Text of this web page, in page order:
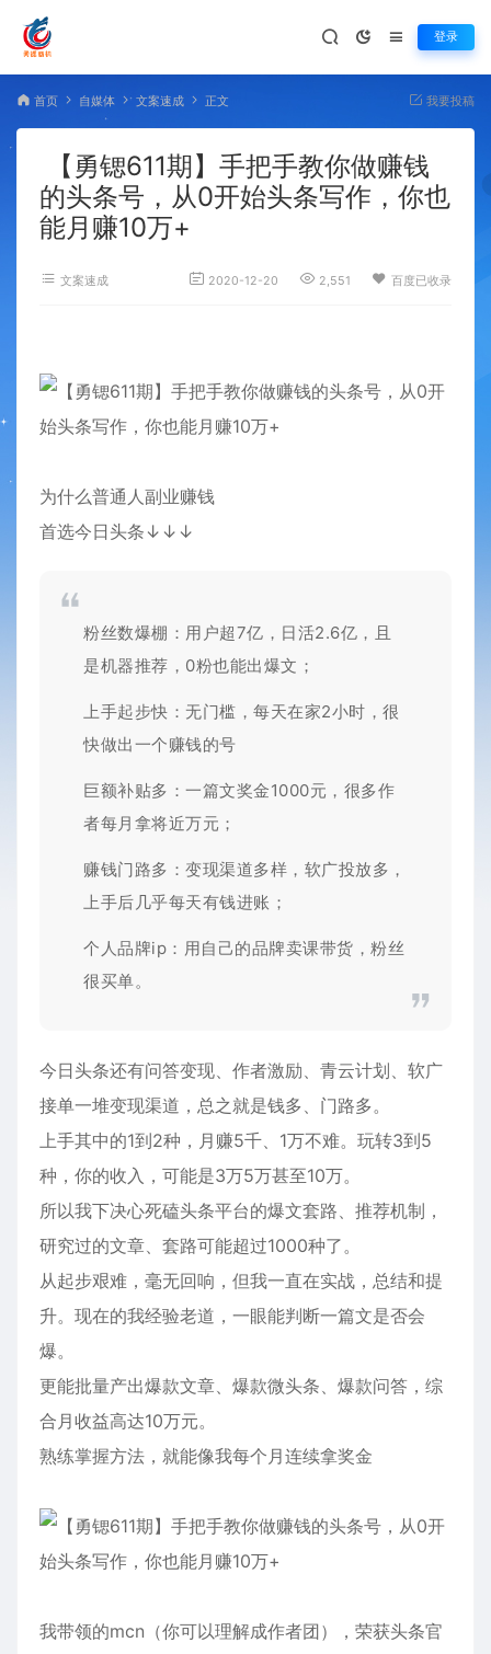
登录
首页 自媒体 文案速成 正文 我要投稿
【勇锶611期】手把手教你做赚钱
的头条号，从0开始头条写作，你也
能月赚10万+
文案速成 2020-12-20 2,551 百度已收录
为什么普通人副业赚钱
首选今日头条↓↓↓
粉丝数爆棚：用户超7亿，日活2.6亿，且
是机器推荐，0粉也能出爆文；
上手起步快：无门槛，每天在家2小时，很
快做出一个赚钱的号
巨额补贴多：一篇文奖金1000元，很多作
者每月拿将近万元；
赚钱门路多：变现渠道多样，软广投放多，
上手后几乎每天有钱进账；
个人品牌ip：用自己的品牌卖课带货，粉丝
很买单。
今日头条还有问答变现、作者激励、青云计划、软广
接单一堆变现渠道，总之就是钱多、门路多。
上手其中的1到2种，月赚5千、1万不难。玩转3到5
种，你的收入，可能是3万5万甚至10万。
所以我下决心死磕头条平台的爆文套路、推荐机制，
研究过的文章、套路可能超过1000种了。
从起步艰难，毫无回响，但我一直在实战，总结和提
升。现在的我经验老道，一眼能判断一篇文是否会
爆。
更能批量产出爆款文章、爆款微头条、爆款问答，综
合月收益高达10万元。
熟练掌握方法，就能像我每个月连续拿奖金
我带领的mcn（你可以理解成作者团），荣获头条官